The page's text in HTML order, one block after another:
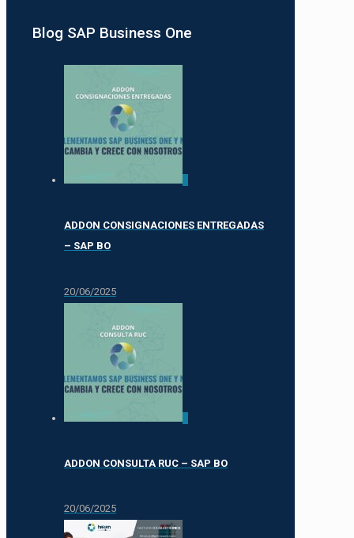
Blog SAP Business One
ADDON CONSIGNACIONES ENTREGADAS
– SAP BO
20/06/2025
ADDON CONSULTA RUC – SAP BO
20/06/2025